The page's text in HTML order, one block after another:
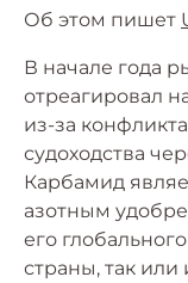
Об этом пишет
В начале года
отреагировал
из-за
судоходства
Карбамид
азотным
его
страны, так